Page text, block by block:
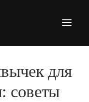
для
советы